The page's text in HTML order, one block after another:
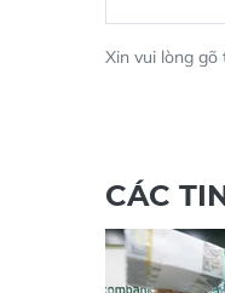
Xin vui lòng
CÁC